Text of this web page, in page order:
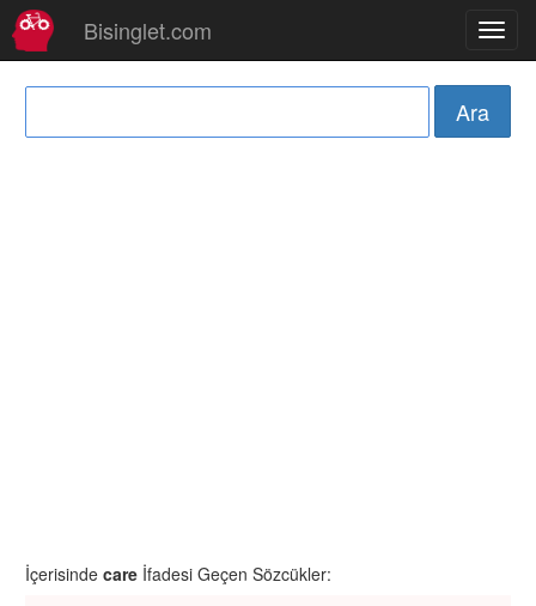
Bisinglet.com
İçerisinde care İfadesi Geçen Sözcükler: